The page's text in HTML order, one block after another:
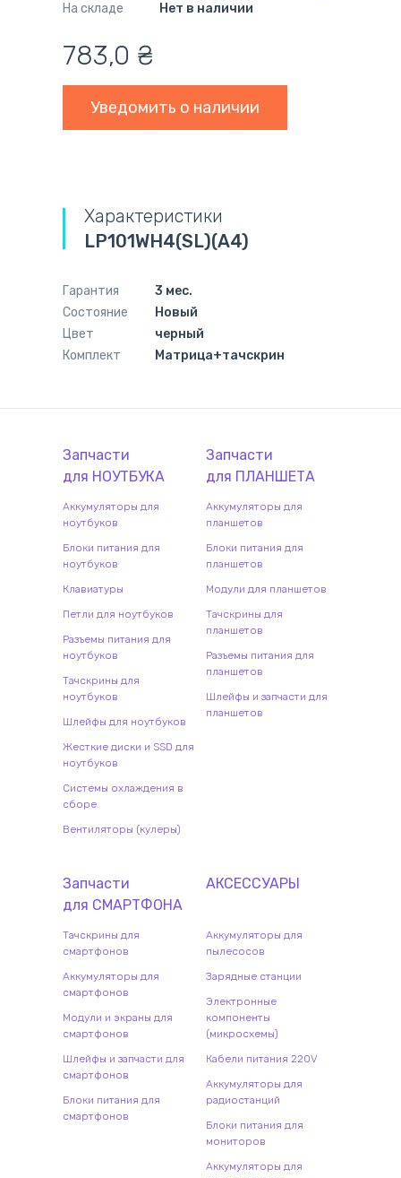
На складе
Нет в наличии
783,0 ₴
Уведомить о наличии
Характеристики
LP101WH4(SL)(A4)
Гарантия
3 мес.
Состояние
Новый
Цвет
черный
Комплект
Матрица+тачскрин
Запчасти
для НОУТБУКА
Аккумуляторы для
ноутбуков
Блоки питания для
ноутбуков
Клавиатуры
Петли для ноутбуков
Разъемы питания для
ноутбуков
Тачскрины для
ноутбуков
Шлейфы для ноутбуков
Жесткие диски и SSD для
ноутбуков
Системы охлаждения в
сборе
Вентиляторы (кулеры)
Запчасти
для ПЛАНШЕТА
Аккумуляторы для
планшетов
Блоки питания для
планшетов
Модули для планшетов
Тачскрины для
планшетов
Разъемы питания для
планшетов
Шлейфы и запчасти для
планшетов
Запчасти
для СМАРТФОНА
Тачскрины для
смартфонов
Аккумуляторы для
смартфонов
Модули и экраны для
смартфонов
Шлейфы и запчасти для
смартфонов
Блоки питания для
смартфонов
АКСЕССУАРЫ
Аккумуляторы для
пылесосов
Зарядные станции
Электронные
компоненты
(микросхемы)
Кабели питания 220V
Аккумуляторы для
радиостанций
Блоки питания для
мониторов
Аккумуляторы для